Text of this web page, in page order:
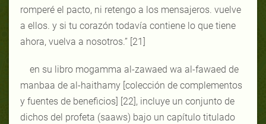
romperé el pacto, ni retengo a los mensajeros. vuelve
a ellos. y si tu corazón todavía contiene lo que tiene
ahora, vuelva a nosotros.” [21]
en su libro mogamma al-zawaed wa al-fawaed de
manbaa de al-haithamy [colección de complementos
y fuentes de beneficios] [22], incluye un conjunto de
dichos del profeta (saaws) bajo un capítulo titulado